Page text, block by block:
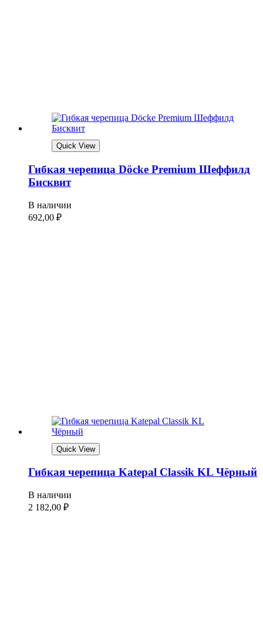
Quick View
Гибкая черепица Döcke Premium Шеффилд
Бисквит
В наличии
692,00 ₽
Quick View
Гибкая черепица Katepal Classik KL Чёрный
В наличии
2 182,00 ₽